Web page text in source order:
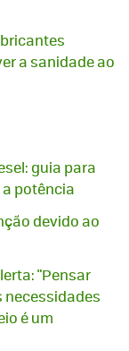
a sanidade ao
guia para
potência
devido ao
"Pensar
necessidades
é um